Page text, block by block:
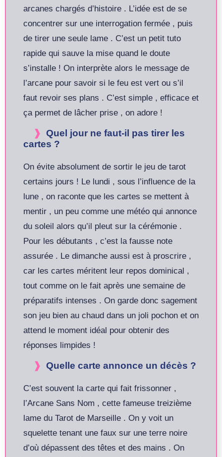
arcanes chargés d’histoire . L’idée est de se
concentrer sur une interrogation fermée , puis
de tirer une seule lame . C’est un petit tuto
rapide qui sauve la mise quand le doute
s’installe ! On interprète alors le message de
l’arcane pour savoir si le feu est vert ou s’il
faut revoir ses plans . C’est simple , efficace et
ça permet de lâcher prise , on adore !
Quel jour ne faut-il pas tirer les
cartes ?
On évite absolument de sortir le jeu de tarot
certains jours ! Le lundi , sous l’influence de la
lune , on raconte que les cartes se mettent à
mentir , un peu comme une météo qui annonce
du soleil alors qu’il pleut sur la cérémonie .
Pour les débutants , c’est la fausse note
assurée . Le dimanche aussi est à proscrire ,
car les cartes méritent leur repos dominical ,
tout comme on le fait après une semaine de
préparatifs intenses . On garde donc sagement
son jeu bien au chaud dans un joli pochon et on
attend le moment idéal pour obtenir des
réponses limpides !
Quelle carte annonce un décès ?
C’est souvent la carte qui fait frissonner ,
l’Arcane Sans Nom , cette fameuse treizième
lame du Tarot de Marseille . On y voit un
squelette tenant une faux sur une terre noire
d’où dépassent des têtes et des mains . On